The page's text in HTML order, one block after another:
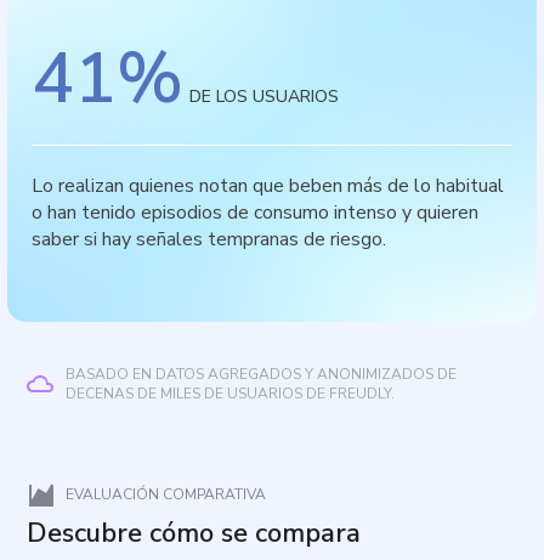
41% DE LOS USUARIOS
Lo realizan quienes notan que beben más de lo habitual
o han tenido episodios de consumo intenso y quieren
saber si hay señales tempranas de riesgo.
BASADO EN DATOS AGREGADOS Y ANONIMIZADOS DE
DECENAS DE MILES DE USUARIOS DE FREUDLY.
EVALUACIÓN COMPARATIVA
Descubre cómo se compara